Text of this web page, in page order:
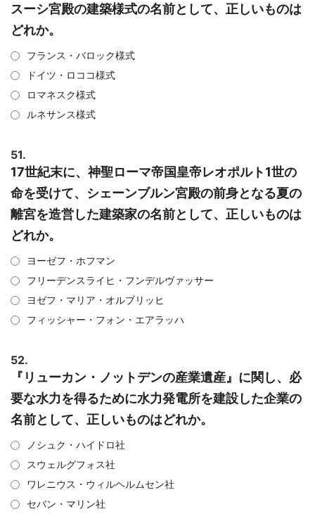
スーシ宮殿の建築様式の名前として、正しいものは
どれか。
フランス・バロック様式
ドイツ・ロココ様式
ロマネスク様式
ルネサンス様式
51.
17世紀末に、神聖ローマ帝国皇帝レオポルト1世の
命を受けて、シェーンブルン宮殿の前身となる夏の
離宮を造営した建築家の名前として、正しいものは
どれか。
ヨーゼフ・ホフマン
フリーデンスライヒ・フンデルヴァッサー
ヨゼフ・マリア・オルブリッヒ
フィッシャー・フォン・エアラッハ
52.
『リューカン・ノットデンの産業遺産』に関し、必
要な水力を得るために水力発電所を建設した企業の
名前として、正しいものはどれか。
ノシュク・ハイドロ社
スウェルグフォス社
ワレニウス・ウィルヘルムセン社
セバン・マリン社